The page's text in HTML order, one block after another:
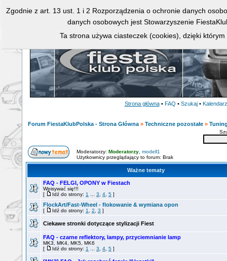
Strona główna • FAQ • Szukaj • Kalendarz
Forum FiestaKlubPolska - Strona Główna » Techniczne pozostałe »
Moderatorzy: Moderatorzy modell1
Użytkownicy przeglądający to forum: Brak
Ważne tematy
FAQ - FELGI, OPONY w Fiestach
Wpisywać się!!!
[
Idź do strony: 1 3 4 5 ]
FlockArt/Fast-Wheel - flokowanie & wymiana opon
[ Idź do strony: 1 2 3 ]
Ciekawe stronki dotyczące stylizacji Fiest
FAQ - czarne reflektory, lampy, przyciemnianie lamp
MK3, MK4, MK5, MK6
[
Idź do strony: 1 3 4 5 ]
Zgodnie z art. 13 ust. 1 i 2 Rozporządzenia o ochronie danych
danych osobowych jest Stowarzyszenie
Ta strona używa ciasteczek (cookies), dzięki